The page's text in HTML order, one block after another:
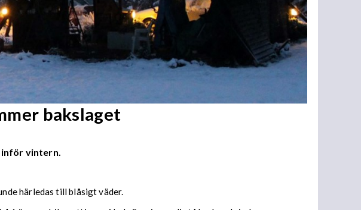
bakslaget
vintern.
härledas till blåsigt väder.